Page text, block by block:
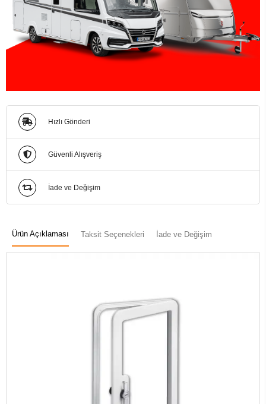
Hızlı Gönderi
Güvenli Alışveriş
İade ve Değişim
Ürün Açıklaması Taksit Seçenekleri İade ve Değişim